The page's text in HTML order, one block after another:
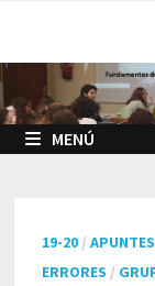
contenido
MENÚ
19-20 /APUNTES
ERRORES /